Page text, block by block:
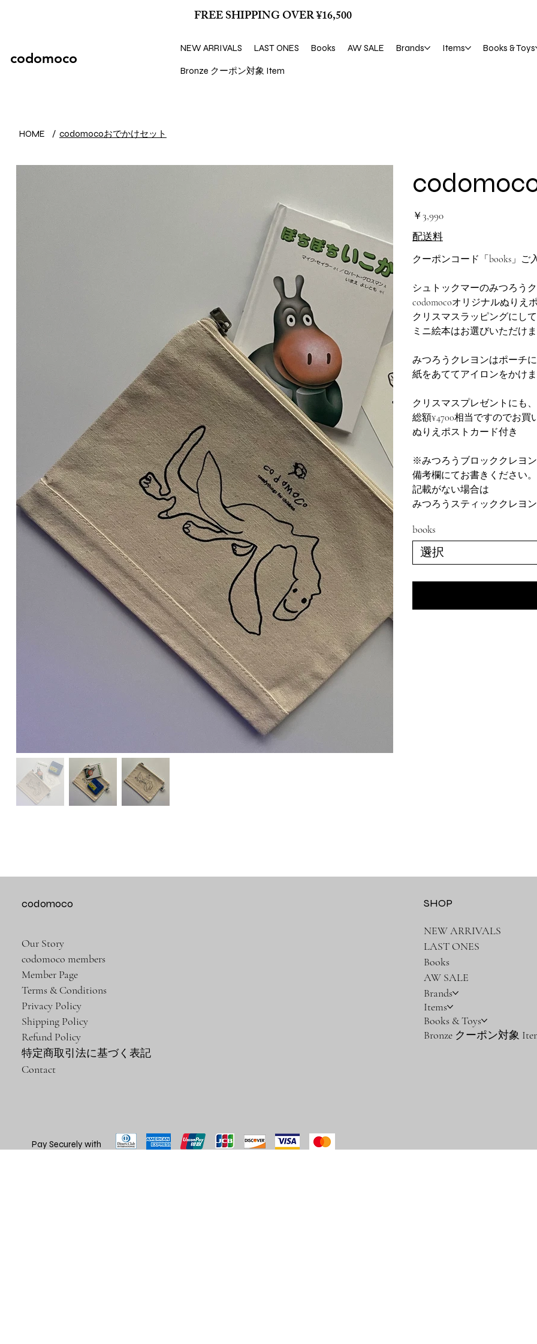
FREE SHIPPING OVER ¥16,500
codomoco
NEW ARRIVALS LAST ONES Books AW SALE Brands Items Books & Toys
Bronze クーポン対象 Item
HOME / codomocoおでかけセット
価
格
￥3,990
配送料
クーポンコード「books」ご
シュトックマーのみつろう
codomocoオリジナルぬりえ
クリスマスラッピングにし
ミニ絵本はお選びいただけま
みつろうクレヨンはポーチに
紙をあててアイロンをかけ
クリスマスプレゼントにも
総額¥4700相当ですのでお買
ぬりえポストカード付き
※みつろうブロッククレヨ
備考欄にてお書きください。
記載がない場合は
みつろうスティッククレヨ
books
codomoco
Our Story
codomoco members
Member Page
Terms & Conditions
Privacy Policy
Shipping Policy
Refund Policy
特定商取引法に基づく表記
Contact
SHOP
NEW ARRIVALS
LAST ONES
Books
AW SALE
Brands
Items
Books & Toys
Bronze クーポン対象
Pay Securely with